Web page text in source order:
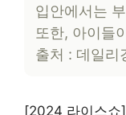
입안에서는
또한, 아이들
출처 : 데일리
[2024 라이스쇼